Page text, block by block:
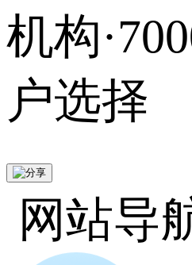
机构
户选择
网站导